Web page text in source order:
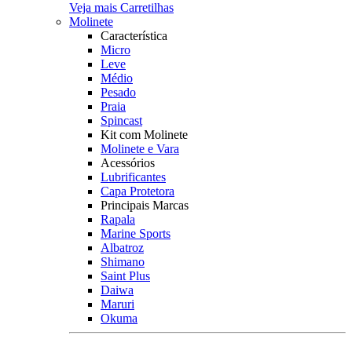
Veja mais Carretilhas
Molinete
Característica
Micro
Leve
Médio
Pesado
Praia
Spincast
Kit com Molinete
Molinete e Vara
Acessórios
Lubrificantes
Capa Protetora
Principais Marcas
Rapala
Marine Sports
Albatroz
Shimano
Saint Plus
Daiwa
Maruri
Okuma